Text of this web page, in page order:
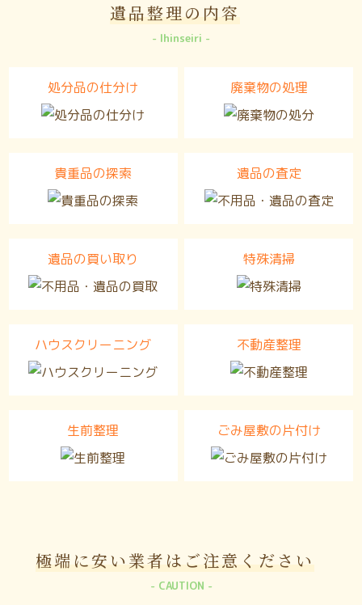
遺品整理の内容
Ihinseiri
処分品の仕分け 廃棄物の処理
貴重品の探索 遺品の査定
遺品の買い取り 特殊清掃
ハウスクリーニング 不動産整理
生前整理 ごみ屋敷の片付け
極端に安い業者は ご注意ください
CAUTION